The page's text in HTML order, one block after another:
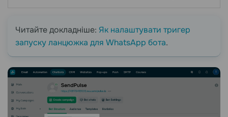
Читайте докладніше: Як налаштувати тригер
запуску ланцюжка для WhatsApp бота.